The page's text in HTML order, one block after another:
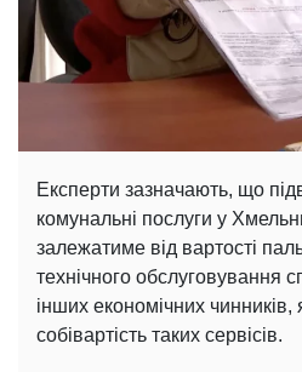
Експерти зазначають, що
комунальні послуги у
залежатиме від вартості
технічного обслуговування
інших економічних чинників,
собівартість таких сервісів.